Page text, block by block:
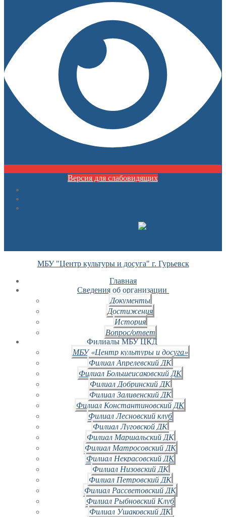
Версия для слабовидящих
МБУ "Центр культуры и досуга" г. Гурьевск
Главная
Сведения об организации
Документы
Достижения
История
Вопрос/ответ
Филиалы МБУ ЦКД
МБУ «Центр культуры и досуга»
Филиал Апрелевский ДК
Филиал Большеисаковский ДК
Филиал Добринский ДК
Филиал Заливенский ДК
Филиал Константиновский ДК
Филиал Лесновский клуб
Филиал Луговской ДК
Филиал Маршальский ДК
Филиал Матросовский ДК
Филиал Некрасовский ДК
Филиал Низовский ДК
Филиал Петровский ДК
Филиал Рассветовский ДК
Филиал Рыбновский Клуб
Филиал Ушаковский ДК